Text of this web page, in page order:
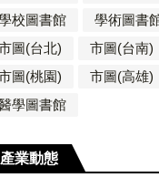
校圖書館
學術圖書
圖(台北)
市圖(台南)
圖(桃園)
市圖(高雄)
學圖書館
產業動態